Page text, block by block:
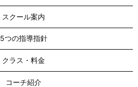
スクール案内
5つの指導指針
クラス・料金
コーチ紹介